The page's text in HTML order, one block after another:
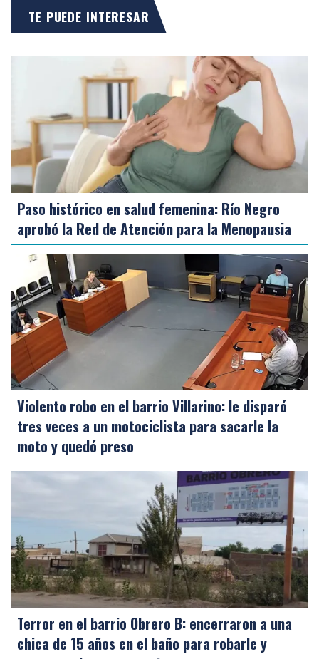
TE PUEDE INTERESAR
Paso histórico en salud femenina: Río Negro
aprobó la Red de Atención para la Menopausia
Violento robo en el barrio Villarino: le disparó
tres veces a un motociclista para sacarle la
moto y quedó preso
Terror en el barrio Obrero B: encerraron a una
chica de 15 años en el baño para robarle y